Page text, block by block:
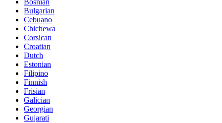
Bosnian
Bulgarian
Cebuano
Chichewa
Corsican
Croatian
Dutch
Estonian
Filipino
Finnish
Frisian
Galician
Georgian
Gujarati